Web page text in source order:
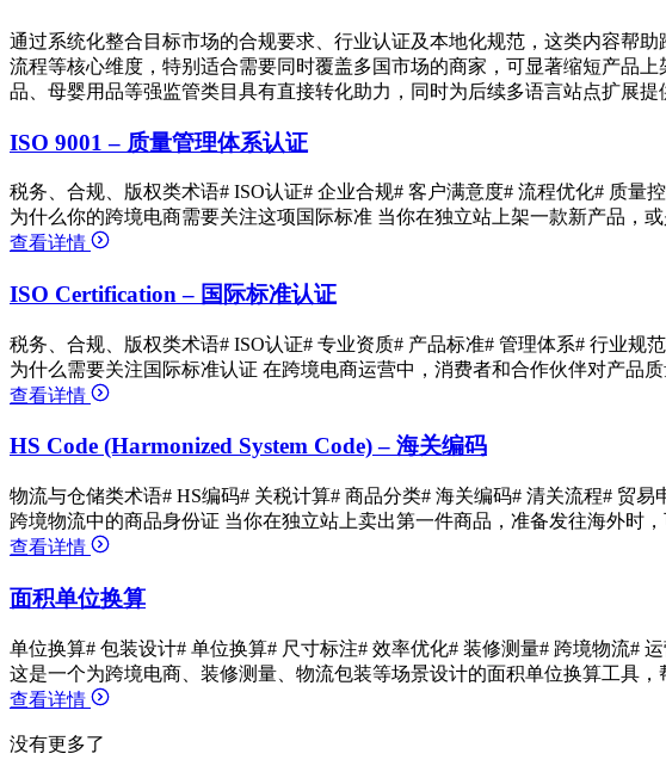
通过系统化整合目标市场的合规要求、行业认证及本地化规范，这类内容帮
流程等核心维度，特别适合需要同时覆盖多国市场的商家，可显著缩短产品
品、母婴用品等强监管类目具有直接转化助力，同时为后续多语言站点扩展提
ISO 9001 – 质量管理体系认证
税务、合规、版权类术语# ISO认证# 企业合规# 客户满意度# 流程优化# 质量控
为什么你的跨境电商需要关注这项国际标准 当你在独立站上架一款新产品，
查看详情
ISO Certification – 国际标准认证
税务、合规、版权类术语# ISO认证# 专业资质# 产品标准# 管理体系# 行业规范
为什么需要关注国际标准认证 在跨境电商运营中，消费者和合作伙伴对产品
查看详情
HS Code (Harmonized System Code) – 海关编码
物流与仓储类术语# HS编码# 关税计算# 商品分类# 海关编码# 清关流程# 贸易
跨境物流中的商品身份证 当你在独立站上卖出第一件商品，准备发往海外时
查看详情
面积单位换算
单位换算# 包装设计# 单位换算# 尺寸标注# 效率优化# 装修测量# 跨境物流#
这是一个为跨境电商、装修测量、物流包装等场景设计的面积单位换算工具
查看详情
没有更多了